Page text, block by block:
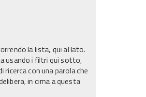
la lista, qui al lato.
usando i filtri qui sotto,
ricerca con una parola che
in cima a questa